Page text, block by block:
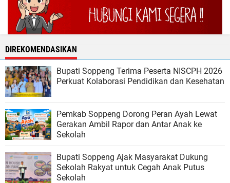
DIREKOMENDASIKAN
Bupati Soppeng Terima Peserta NISCPH 2026
Perkuat Kolaborasi Pendidikan dan Kesehatan
Pemkab Soppeng Dorong Peran Ayah Lewat
Gerakan Ambil Rapor dan Antar Anak ke
Sekolah
Bupati Soppeng Ajak Masyarakat Dukung
Sekolah Rakyat untuk Cegah Anak Putus
Sekolah